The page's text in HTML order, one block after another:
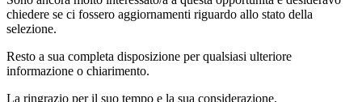
chiedere se ci fossero aggiornamenti riguardo allo stato della
selezione.
Resto a sua completa disposizione per qualsiasi ulteriore
informazione o chiarimento.
La ringrazio per il suo tempo e la sua considerazione.